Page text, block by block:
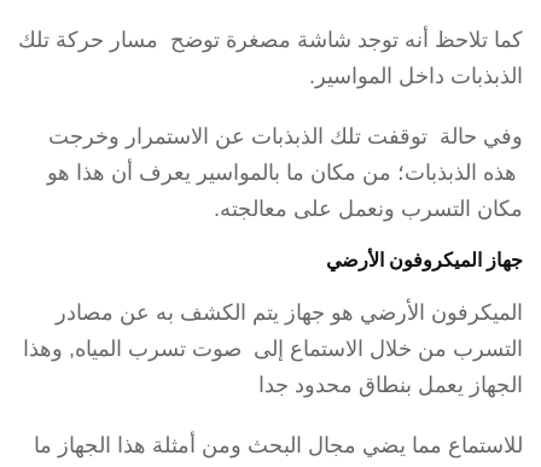
كما تلاحظ أنه توجد شاشة مصغرة توضح مسار حركة تلك
الذبذبات داخل المواسير.
وفي حالة توقفت تلك الذبذبات عن الاستمرار وخرجت
هذه الذبذبات؛ من مكان ما بالمواسير يعرف أن هذا هو
مكان التسرب ونعمل على معالجته.
جهاز الميكروفون الأرضي
الميكرفون الأرضي هو جهاز يتم الكشف به عن مصادر
التسرب من خلال الاستماع إلى صوت تسرب المياه, وهذا
الجهاز يعمل بنطاق محدود جدا
للاستماع مما يضي مجال البحث ومن أمثلة هذا الجهاز ما